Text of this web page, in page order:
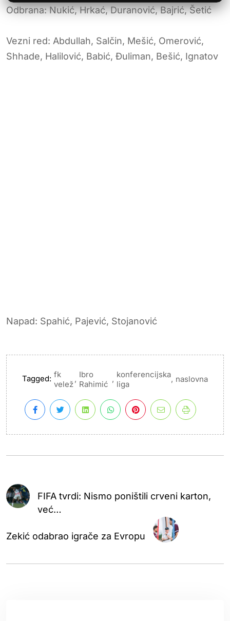
Odbrana: Nukić, Hrkać, Duranović, Bajrić, Šetić
Vezni red: Abdullah, Salčin, Mešić, Omerović,
Shhade, Halilović, Babić, Đuliman, Bešić, Ignatov
Napad: Spahić, Pajević, Stojanović
Tagged: fk
velež
, Ibro
Rahimić
, konferencijska
liga
, naslovna
FIFA tvrdi: Nismo poništili crveni karton,
već…
Zekić odabrao igrače za Evropu